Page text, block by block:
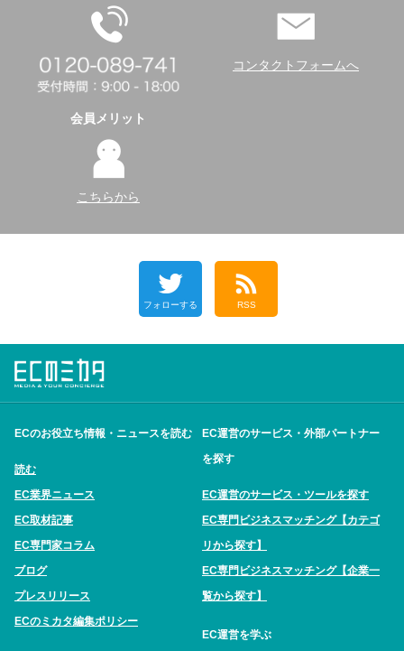
コンタクトフォームへ
会員メリット
こちらから
フォローする RSS
ECのお役立ち情報・ニュースを読む
読む
EC業界ニュース
EC取材記事
EC専門家コラム
ブログ
プレスリリース
ECのミカタ編集ポリシー
EC運営のサービス・外部パートナー
を探す
EC運営のサービス・ツールを探す
EC専門ビジネスマッチング【カテゴ
リから探す】
EC専門ビジネスマッチング【企業一
覧から探す】
EC運営を学ぶ